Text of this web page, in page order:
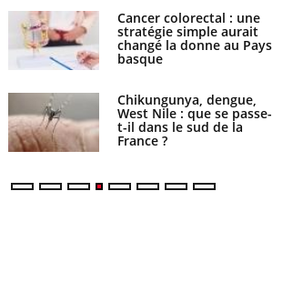
Cancer colorectal : une
stratégie simple aurait
changé la donne au Pays
basque
Chikungunya, dengue,
West Nile : que se passe-
t-il dans le sud de la
France ?